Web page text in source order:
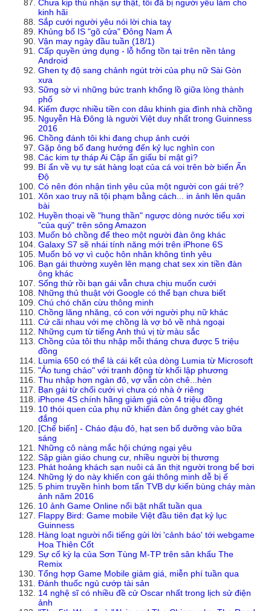
Chưa kịp thú nhận sự thật, tôi đã bị người yêu làm cho
kinh hãi
Sắp cưới người yêu nói lời chia tay
Khủng bố IS "gõ cửa" Đông Nam Á
Vận may ngày đầu tuần (18/1)
Cấp quyền ứng dụng - lỗ hổng tồn tại trên nền tảng
Android
Ghen tỵ độ sang chảnh ngút trời của phụ nữ Sài Gòn
xưa
Sững sờ vì những bức tranh khổng lồ giữa lòng thành
phố
Kiếm được nhiều tiền con dâu khinh gia đình nhà chồng
Nguyễn Hà Đông là người Việt duy nhất trong Guinness
2016
Chồng đánh tôi khi đang chụp ảnh cưới
Gặp ông bố đang hướng đến kỷ lục nghìn con
Các kim tự tháp Ai Cập ẩn giấu bí mật gì?
Bí ẩn về vụ tự sát hàng loạt của cá voi trên bờ biển Ấn
Độ
Có nên đón nhận tình yêu của một người con gái trẻ?
Xôn xao truy nã tội phạm bằng cách... in ảnh lên quân
bài
Huyền thoại về "hung thần" ngược dòng nước tiểu xơi
"của quý" trên sông Amazon
Muốn bỏ chồng để theo một người đàn ông khác
Galaxy S7 sẽ nhái tính năng mới trên iPhone 6S
Muốn bỏ vợ vì cuộc hôn nhân không tình yêu
Bạn gái thường xuyên lên mạng chat sex xin tiền đàn
ông khác
Sống thử rồi bạn gái vẫn chưa chịu muốn cưới
Những thủ thuật với Google có thể bạn chưa biết
Chú chó chăn cừu thông minh
Chồng lăng nhăng, có con với người phụ nữ khác
Cứ cãi nhau với mẹ chồng là vợ bỏ về nhà ngoại
Những cụm từ tiếng Anh thú vị từ màu sắc
Chồng của tôi thu nhập mỗi tháng chưa được 5 triệu
đồng
Lumia 650 có thể là cái kết của dòng Lumia từ Microsoft
"Ảo tung chảo" với tranh động từ khối lập phương
Thu nhập hơn ngàn đô, vợ vẫn còn chê...hèn
Bạn gái từ chối cưới vì chưa có nhà ở riêng
iPhone 4S chính hãng giảm giá còn 4 triệu đồng
10 thói quen của phụ nữ khiến đàn ông ghét cay ghét
đắng
[Chế biến] - Cháo đậu đỏ, hạt sen bổ dưỡng vào bữa
sáng
Những cô nàng mắc hội chứng ngại yêu
Sập giàn giáo chung cư, nhiều người bị thương
Phát hoảng khách sạn nuôi cá ăn thịt người trong bể bơi
Những lý do này khiến con gái thông minh dễ bị ế
5 phim truyền hình bom tấn TVB dự kiến bùng cháy màn
ảnh năm 2016
10 ảnh Game Online nổi bật nhất tuần qua
Flappy Bird: Game mobile Việt đầu tiên đạt kỷ lục
Guinness
Hàng loạt người nổi tiếng gửi lời 'cảnh báo' tới webgame
Hoa Thiên Cốt
Sự cố kỳ lạ của Sơn Tùng M-TP trên sân khấu The
Remix
Tổng hợp Game Mobile giảm giá, miễn phí tuần qua
Đánh thuốc ngủ cướp tài sản
14 nghệ sĩ có nhiều đề cử Oscar nhất trong lịch sử điện
ảnh